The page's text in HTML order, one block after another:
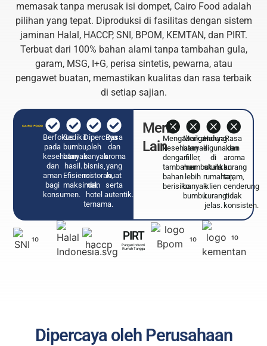
memasak tanpa merusak isi dompet, Cairo Food adalah
pilihan yang tepat. Diproduksi di fasilitas dengan sistem
jaminan Halal, HACCP, SNI, BPOM, KEMTAN, dan PIRT.
Terbuat dari 100% bahan alami tanpa tambahan gula,
garam, MSG, I+G, perisa sintetis, pewarna, atau
pengawet buatan, memastikan kualitas dan rasa terbaik
di setiap sajian.
Berfokus
pada
kesehatan
dan
aman
bagi
konsumen.
Sedikit
bumbu,
banyak
hasil.
Efisiensi
maksimal.​
Dipercaya
oleh
banyak
bisnis,
restoran,
dan
hotel
ternama.
Rasa
dan
aroma
yang
kuat
serta
autentik.
Merk
LainMengabaikan
kesehatan
dengan
tambahan
bahan
berisiko.
Mengandung
banyak
filler,
membutuhkan
lebih
banyak
bumbu.
Hanya
digunakan
di
skala
rumahan,
klien
kurang
jelas.
Rasa
dan
aroma
kurang
tajam,
cenderung
tidak
konsisten.
¹⁰ PIRT
Pangan Industri
Rumah Tangga
¹⁰ ¹⁰
Dipercaya oleh Perusahaan